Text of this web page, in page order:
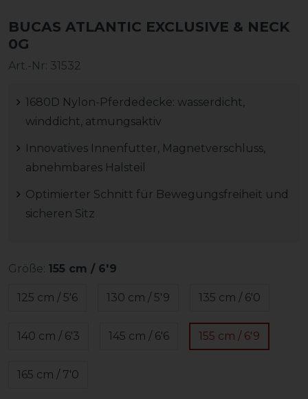
BUCAS ATLANTIC EXCLUSIVE & NECK
0G
Art.-Nr: 31532
1680D Nylon-Pferdedecke: wasserdicht,
winddicht, atmungsaktiv
Innovatives Innenfutter, Magnetverschluss,
abnehmbares Halsteil
Optimierter Schnitt für Bewegungsfreiheit und
sicheren Sitz
Größe: 155 cm / 6'9
125 cm / 5'6 130 cm / 5'9 135 cm / 6'0
140 cm / 6'3 145 cm / 6'6 155 cm / 6'9
165 cm / 7'0